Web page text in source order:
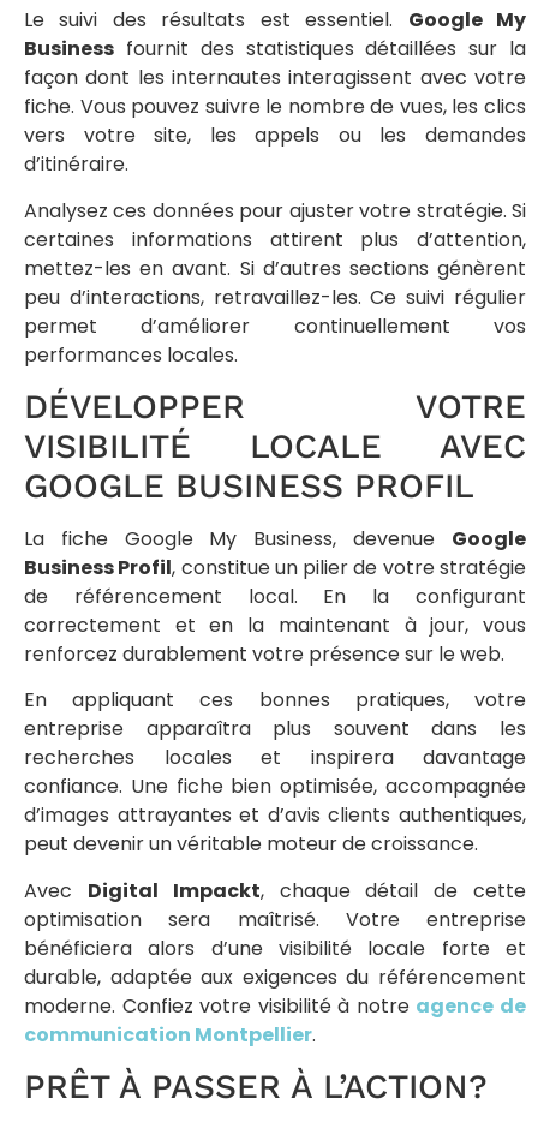
Le suivi des résultats est essentiel. Google My
Business fournit des statistiques détaillées sur la
façon dont les internautes interagissent avec votre
fiche. Vous pouvez suivre le nombre de vues, les clics
vers votre site, les appels ou les demandes
d’itinéraire.
Analysez ces données pour ajuster votre stratégie. Si
certaines informations attirent plus d’attention,
mettez-les en avant. Si d’autres sections génèrent
peu d’interactions, retravaillez-les. Ce suivi régulier
permet d’améliorer continuellement vos
performances locales.
DÉVELOPPER VOTRE
VISIBILITÉ LOCALE AVEC
GOOGLE BUSINESS PROFIL
La fiche Google My Business, devenue Google
Business Profil, constitue un pilier de votre stratégie
de référencement local. En la configurant
correctement et en la maintenant à jour, vous
renforcez durablement votre présence sur le web.
En appliquant ces bonnes pratiques, votre
entreprise apparaîtra plus souvent dans les
recherches locales et inspirera davantage
confiance. Une fiche bien optimisée, accompagnée
d’images attrayantes et d’avis clients authentiques,
peut devenir un véritable moteur de croissance.
Avec Digital Impackt, chaque détail de cette
optimisation sera maîtrisé. Votre entreprise
bénéficiera alors d’une visibilité locale forte et
durable, adaptée aux exigences du référencement
moderne. Confiez votre visibilité à notre agence de
communication Montpellier.
PRÊT À PASSER À L’ACTION?